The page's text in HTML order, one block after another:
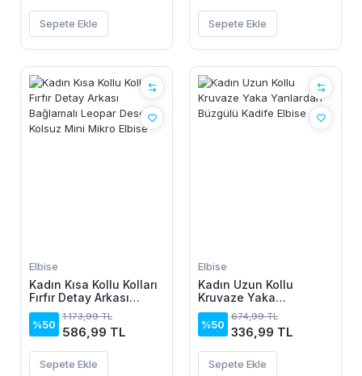
Sepete Ekle Sepete Ekle
Elbise
Kadın Kısa Kollu Kolları
Fırfır Detay Arkası
Bağlamalı Leopar
Desen Kolsuz Mini
Mikro Elbise
%50
1.173,99 TL
586,99 TL
Sepete Ekle
Elbise
Kadın Uzun Kollu
Kruvaze Yaka
Yanlardan Büzgülü
Kadife Elbise
%50
674,99 TL
336,99 TL
Sepete Ekle